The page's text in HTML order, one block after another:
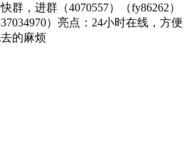
群，进群（4070557）（fy86262）
）亮点：24小时在线，方便
的麻烦